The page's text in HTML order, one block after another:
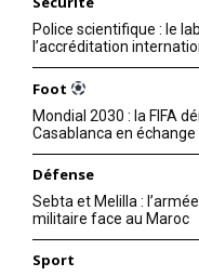
Police scientifique : le
l’accréditation
Foot
Mondial 2030 : la FIFA
Casablanca en
Défense
Sebta et Melilla :
militaire face au Maroc
Sport